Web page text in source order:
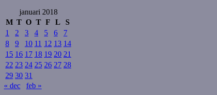
januari 2018
M T O T F L
S
1
2 3 4 5 6
7
8
9 10 11 12 13 14
15 16 17 18 19 20 21
22 23 24 25 26 27 28
29 30 31
« dec
feb »